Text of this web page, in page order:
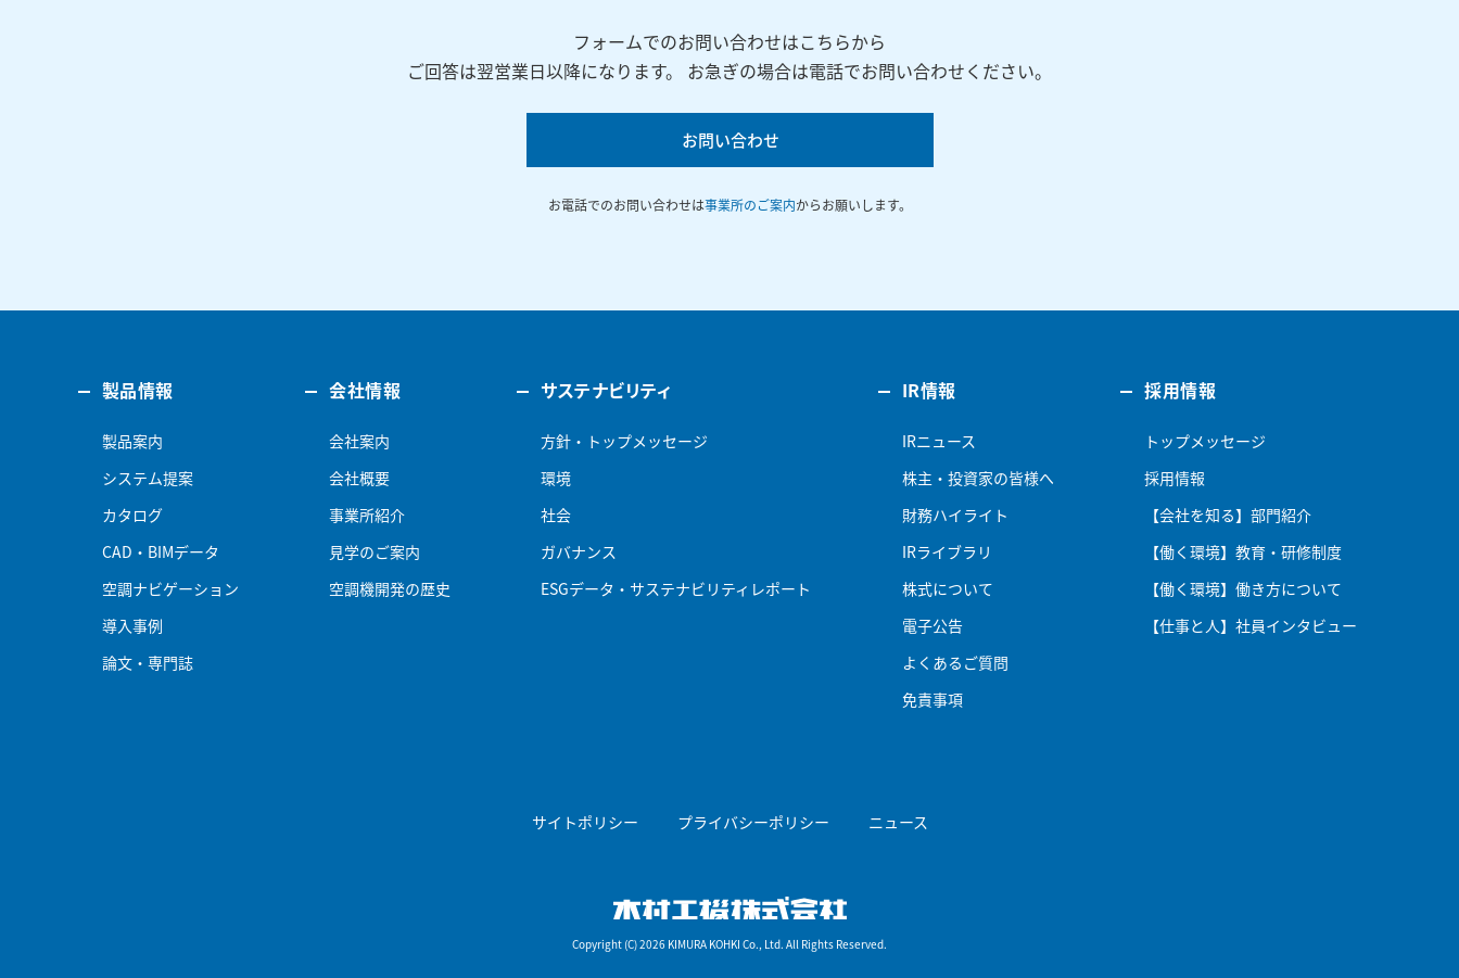
フォームでのお問い合わせはこちらから
ご回答は翌営業日以降になります。 お急ぎの場合は電話でお問い合わせください。
お問い合わせ
お電話でのお問い合わせは事業所のご案内からお願いします。
製品情報
製品案内
システム提案
カタログ
CAD・BIMデータ
空調ナビゲーション
導入事例
論文・専門誌
会社情報
会社案内
会社概要
事業所紹介
見学のご案内
空調機開発の歴史
サステナビリティ
方針・トップメッセージ
環境
社会
ガバナンス
ESGデータ・サステナビリティレポート
IR情報
IRニュース
株主・投資家の皆様へ
財務ハイライト
IRライブラリ
株式について
電子公告
よくあるご質問
免責事項
採用情報
トップメッセージ
採用情報
【会社を知る】部門紹介
【働く環境】教育・研修制度
【働く環境】働き方について
【仕事と人】社員インタビュー
サイトポリシー プライバシーポリシー ニュース
木村工機株式会社
Copyright (C) 2026 KIMURA KOHKI Co., Ltd. All Rights Reserved.